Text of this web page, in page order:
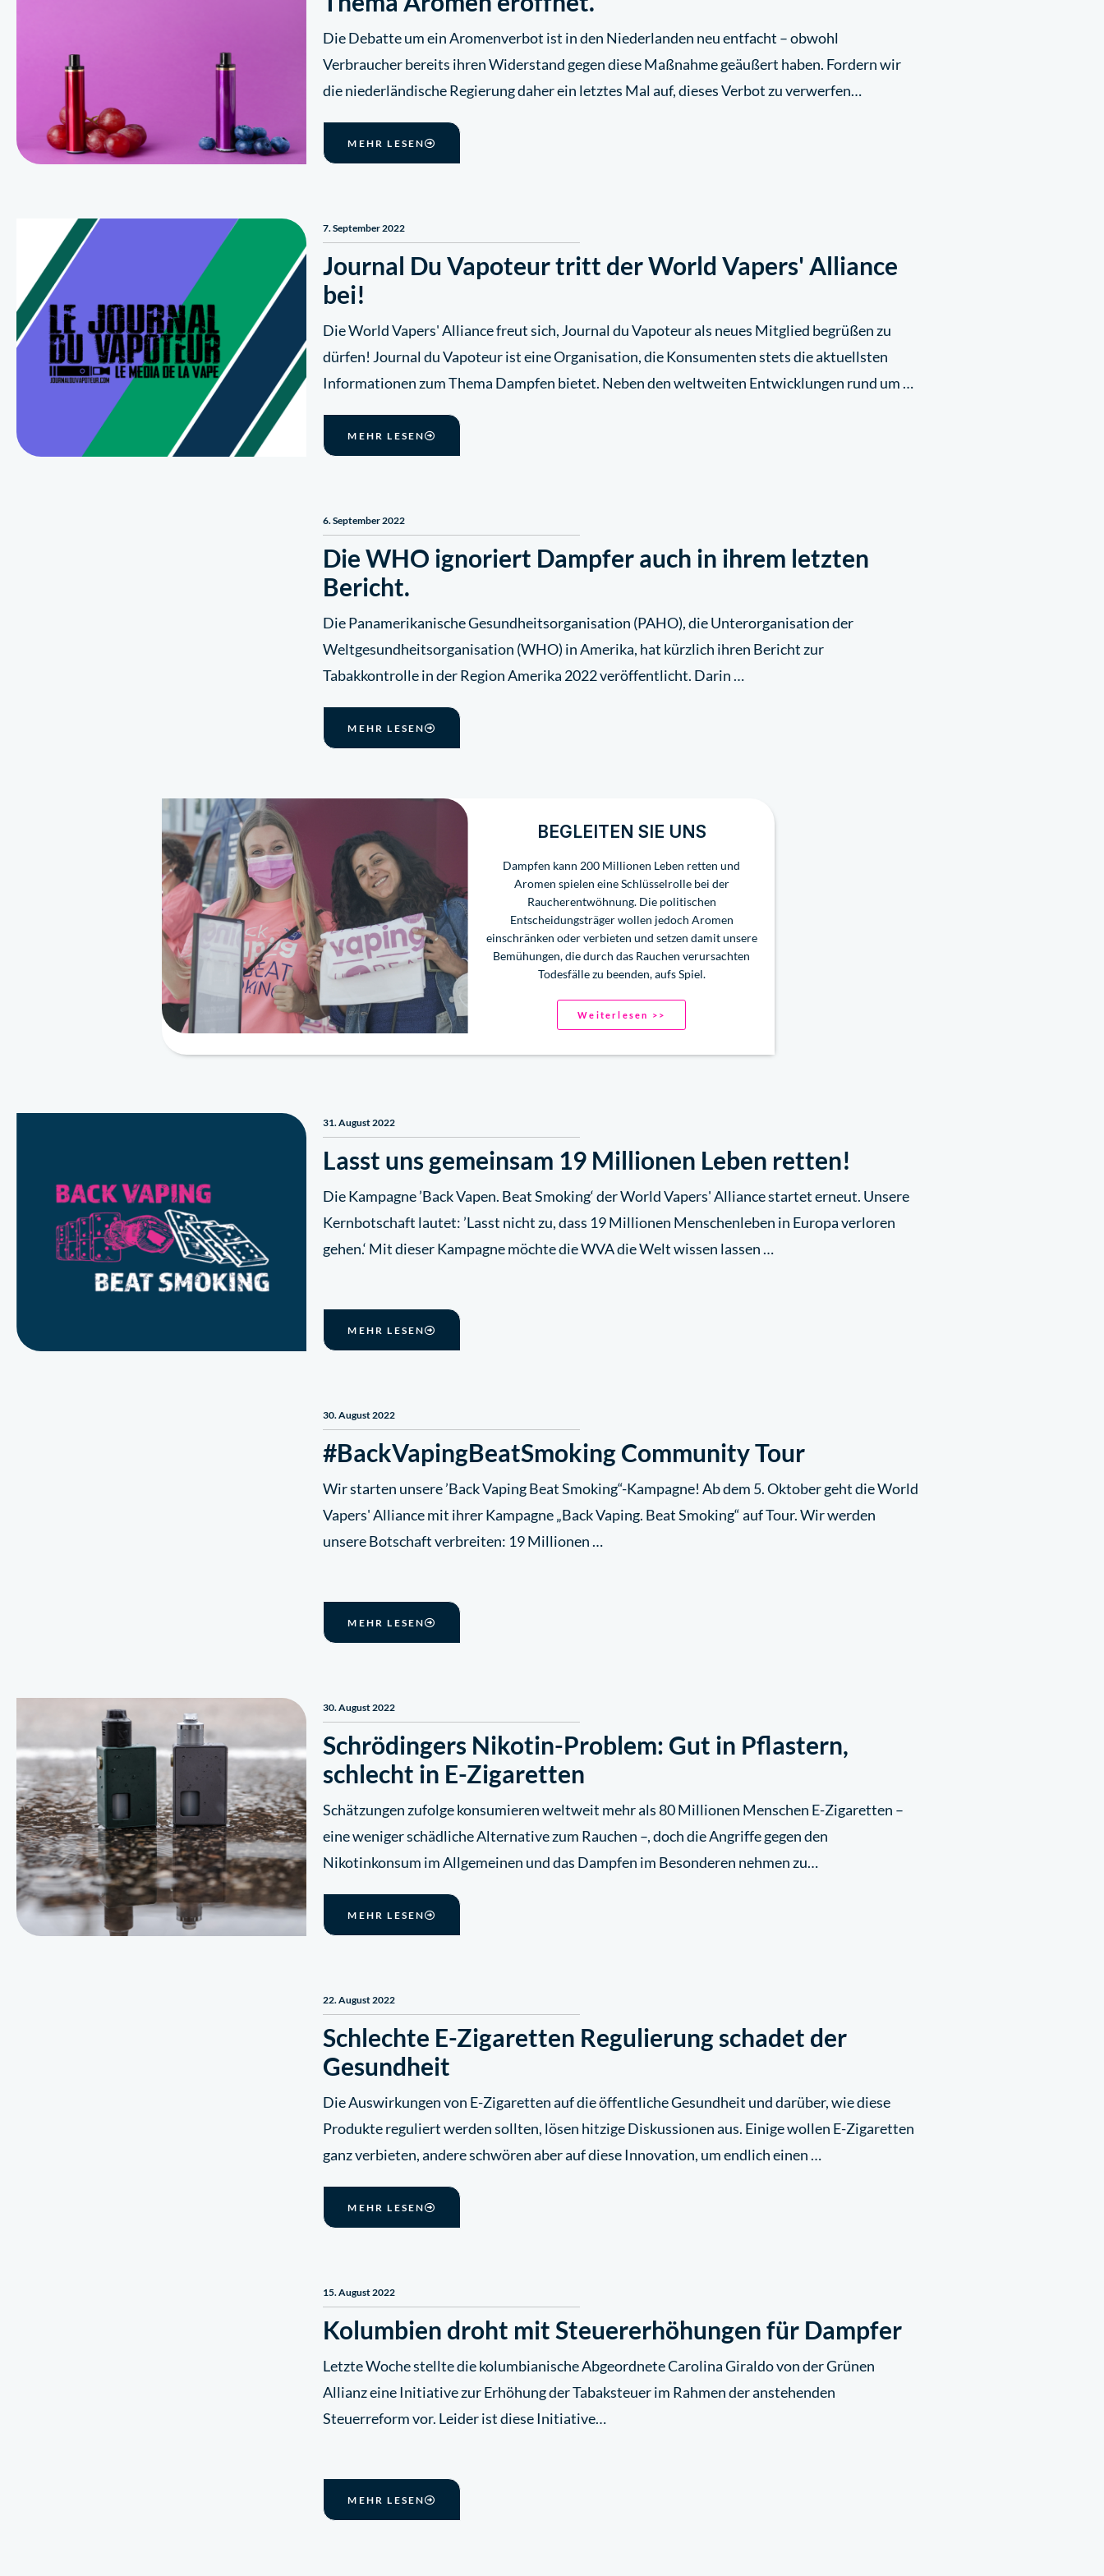
Die Debatte um ein Aromenverbot ist in den Niederlanden neu entfacht – obwohl
Verbraucher bereits ihren Widerstand gegen diese Maßnahme geäußert haben. Fordern wir
die niederländische Regierung daher ein letztes Mal auf, dieses Verbot zu verwerfen…
MEHR LESEN
7. September 2022
Journal Du Vapoteur tritt der World Vapers' Alliance
bei!
Die World Vapers' Alliance freut sich, Journal du Vapoteur als neues Mitglied begrüßen zu
dürfen! Journal du Vapoteur ist eine Organisation, die Konsumenten stets die aktuellsten
Informationen zum Thema Dampfen bietet. Neben den weltweiten Entwicklungen rund um …
MEHR LESEN
6. September 2022
Die WHO ignoriert Dampfer auch in ihrem letzten
Bericht.
Die Panamerikanische Gesundheitsorganisation (PAHO), die Unterorganisation der
Weltgesundheitsorganisation (WHO) in Amerika, hat kürzlich ihren Bericht zur
Tabakkontrolle in der Region Amerika 2022 veröffentlicht. Darin …
MEHR LESEN
BEGLEITEN SIE UNS
Dampfen kann 200 Millionen Leben retten und
Aromen spielen eine Schlüsselrolle bei der
Raucherentwöhnung. Die politischen
Entscheidungsträger wollen jedoch Aromen
einschränken oder verbieten und setzen damit unsere
Bemühungen, die durch das Rauchen verursachten
Todesfälle zu beenden, aufs Spiel.
Weiterlesen >>
31. August 2022
Lasst uns gemeinsam 19 Millionen Leben retten!
Die Kampagne ’Back Vapen. Beat Smoking‘ der World Vapers' Alliance startet erneut. Unsere
Kernbotschaft lautet: ’Lasst nicht zu, dass 19 Millionen Menschenleben in Europa verloren
gehen.‘ Mit dieser Kampagne möchte die WVA die Welt wissen lassen …
MEHR LESEN
30. August 2022
#BackVapingBeatSmoking Community Tour
Wir starten unsere ’Back Vaping Beat Smoking“-Kampagne! Ab dem 5. Oktober geht die World
Vapers' Alliance mit ihrer Kampagne „Back Vaping. Beat Smoking“ auf Tour. Wir werden
unsere Botschaft verbreiten: 19 Millionen …
MEHR LESEN
30. August 2022
Schrödingers Nikotin-Problem: Gut in Pflastern,
schlecht in E-Zigaretten
Schätzungen zufolge konsumieren weltweit mehr als 80 Millionen Menschen E-Zigaretten –
eine weniger schädliche Alternative zum Rauchen –, doch die Angriffe gegen den
Nikotinkonsum im Allgemeinen und das Dampfen im Besonderen nehmen zu…
MEHR LESEN
22. August 2022
Schlechte E-Zigaretten Regulierung schadet der
Gesundheit
Die Auswirkungen von E-Zigaretten auf die öffentliche Gesundheit und darüber, wie diese
Produkte reguliert werden sollten, lösen hitzige Diskussionen aus. Einige wollen E-Zigaretten
ganz verbieten, andere schwören aber auf diese Innovation, um endlich einen …
MEHR LESEN
15. August 2022
Kolumbien droht mit Steuererhöhungen für Dampfer
Letzte Woche stellte die kolumbianische Abgeordnete Carolina Giraldo von der Grünen
Allianz eine Initiative zur Erhöhung der Tabaksteuer im Rahmen der anstehenden
Steuerreform vor. Leider ist diese Initiative…
MEHR LESEN